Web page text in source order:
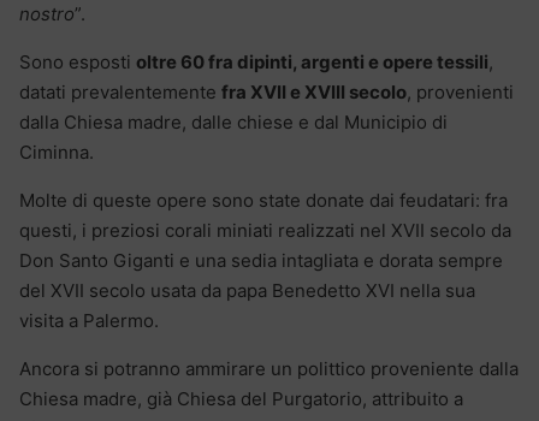
nostro”.
Sono esposti oltre 60 fra dipinti, argenti e opere tessili,
datati prevalentemente fra XVII e XVIII secolo, provenienti
dalla Chiesa madre, dalle chiese e dal Municipio di
Ciminna.
Molte di queste opere sono state donate dai feudatari: fra
questi, i preziosi corali miniati realizzati nel XVII secolo da
Don Santo Giganti e una sedia intagliata e dorata sempre
del XVII secolo usata da papa Benedetto XVI nella sua
visita a Palermo.
Ancora si potranno ammirare un polittico proveniente dalla
Chiesa madre, già Chiesa del Purgatorio, attribuito a